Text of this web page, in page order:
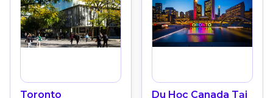
Toronto
Du Học Canada Tại